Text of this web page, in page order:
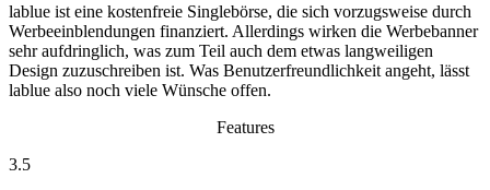
lablue ist eine kostenfreie Singlebörse, die sich vorzugsweise durch
Werbeeinblendungen finanziert. Allerdings wirken die Werbebanner
sehr aufdringlich, was zum Teil auch dem etwas langweiligen
Design zuzuschreiben ist. Was Benutzerfreundlichkeit angeht, lässt
lablue also noch viele Wünsche offen.
Features
3.5